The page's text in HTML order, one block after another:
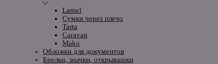
Lamel
Сумки через плечо
Tarta
Caravan
Mako
Обложки для документов
Брелки, значки, открывашки